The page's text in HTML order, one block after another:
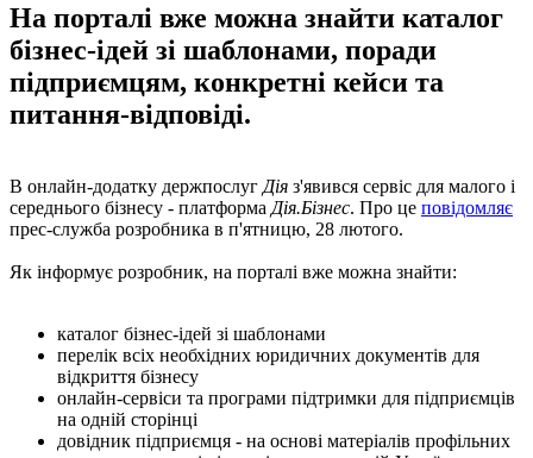
На порталі вже можна знайти каталог
бізнес-ідей зі шаблонами, поради
підприємцям, конкретні кейси та
питання-відповіді.
В онлайн-додатку держпослуг Дія з'явився сервіс для малого і
середнього бізнесу - платформа Дія.Бізнес. Про це повідомляє
прес-служба розробника в п'ятницю, 28 лютого.
Як інформує розробник, на порталі вже можна знайти:
каталог бізнес-ідей зі шаблонами
перелік всіх необхідних юридичних документів для
відкриття бізнесу
онлайн-сервіси та програми підтримки для підприємців
на одній сторінці
довідник підприємця - на основі матеріалів профільних